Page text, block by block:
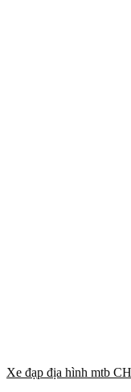
Xe đạp địa hình mtb